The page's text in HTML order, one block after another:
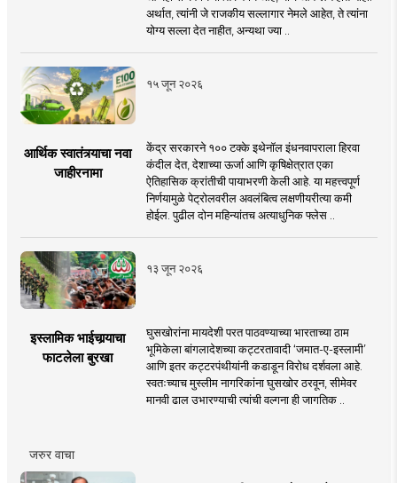
अर्थात, त्यांनी जे राजकीय सल्लागार नेमले आहेत, ते त्यांना
योग्य सल्ला देत नाहीत, अन्यथा ज्या ..
१५ जून २०२६
आर्थिक स्वातंत्र्याचा नवा
जाहीरनामा
केंद्र सरकारने १०० टक्के इथेनॉल इंधनवापराला हिरवा
कंदील देत, देशाच्या ऊर्जा आणि कृषिक्षेत्रात एका
ऐतिहासिक क्रांतीची पायाभरणी केली आहे. या महत्त्वपूर्ण
निर्णयामुळे पेट्रोलवरील अवलंबित्व लक्षणीयरीत्या कमी
होईल. पुढील दोन महिन्यांतच अत्याधुनिक फ्लेस ..
१३ जून २०२६
इस्लामिक भाईचार्‍याचा
फाटलेला बुरखा
घुसखोरांना मायदेशी परत पाठवण्याच्या भारताच्या ठाम
भूमिकेला बांगलादेशच्या कट्टरतावादी ‘जमात-ए-इस्लामी’
आणि इतर कट्टरपंथीयांनी कडाडून विरोध दर्शवला आहे.
स्वतःच्याच मुस्लीम नागरिकांना घुसखोर ठरवून, सीमेवर
मानवी ढाल उभारण्याची त्यांची वल्गना ही जागतिक ..
जरुर वाचा